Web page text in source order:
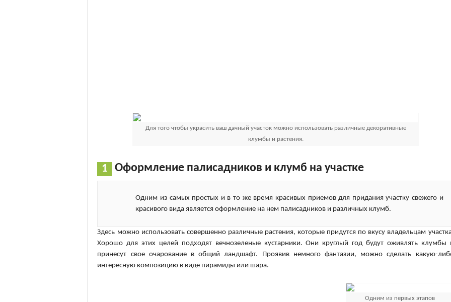
Для того чтобы украсить ваш дачный участок можно использовать различные декоративные
клумбы и растения.
Оформление палисадников и клумб на участке
Одним из самых простых и в то же время красивых приемов для придания участку свежего и
красивого вида является оформление на нем палисадников и различных клумб.
Здесь можно использовать совершенно различные растения, которые придутся по вкусу владельцам
Хорошо для этих целей подходят вечнозеленые кустарники. Они круглый год будут оживлять клумбы
принесут свое очарование в общий ландшафт. Проявив немного фантазии, можно сделать какую-
интересную композицию в виде пирамиды или шара.
Одним из первых этапов